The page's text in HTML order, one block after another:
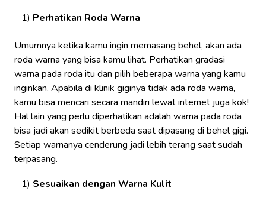
Perhatikan Roda Warna
Umumnya ketika kamu ingin memasang behel, akan ada
roda warna yang bisa kamu lihat. Perhatikan gradasi
warna pada roda itu dan pilih beberapa warna yang kamu
inginkan. Apabila di klinik giginya tidak ada roda warna,
kamu bisa mencari secara mandiri lewat internet juga kok!
Hal lain yang perlu diperhatikan adalah warna pada roda
bisa jadi akan sedikit berbeda saat dipasang di behel gigi.
Setiap warnanya cenderung jadi lebih terang saat sudah
terpasang.
Sesuaikan dengan Warna Kulit